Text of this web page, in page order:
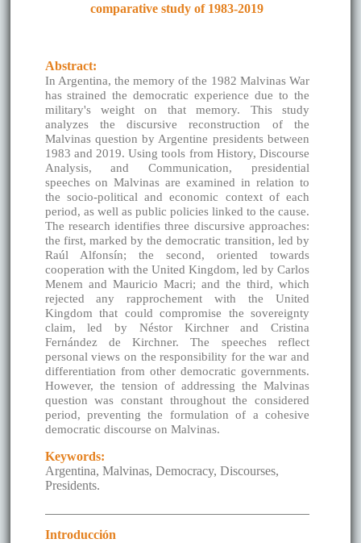
comparative study of 1983-2019
Abstract:
In Argentina, the memory of the 1982 Malvinas War
has strained the democratic experience due to the
military's weight on that memory. This study
analyzes the discursive reconstruction of the
Malvinas question by Argentine presidents between
1983 and 2019. Using tools from History, Discourse
Analysis, and Communication, presidential
speeches on Malvinas are examined in relation to
the socio-political and economic context of each
period, as well as public policies linked to the cause.
The research identifies three discursive approaches:
the first, marked by the democratic transition, led by
Raúl Alfonsín; the second, oriented towards
cooperation with the United Kingdom, led by Carlos
Menem and Mauricio Macri; and the third, which
rejected any rapprochement with the United
Kingdom that could compromise the sovereignty
claim, led by Néstor Kirchner and Cristina
Fernández de Kirchner. The speeches reflect
personal views on the responsibility for the war and
differentiation from other democratic governments.
However, the tension of addressing the Malvinas
question was constant throughout the considered
period, preventing the formulation of a cohesive
democratic discourse on Malvinas.
Keywords:
Argentina, Malvinas, Democracy, Discourses,
Presidents.
Introducción